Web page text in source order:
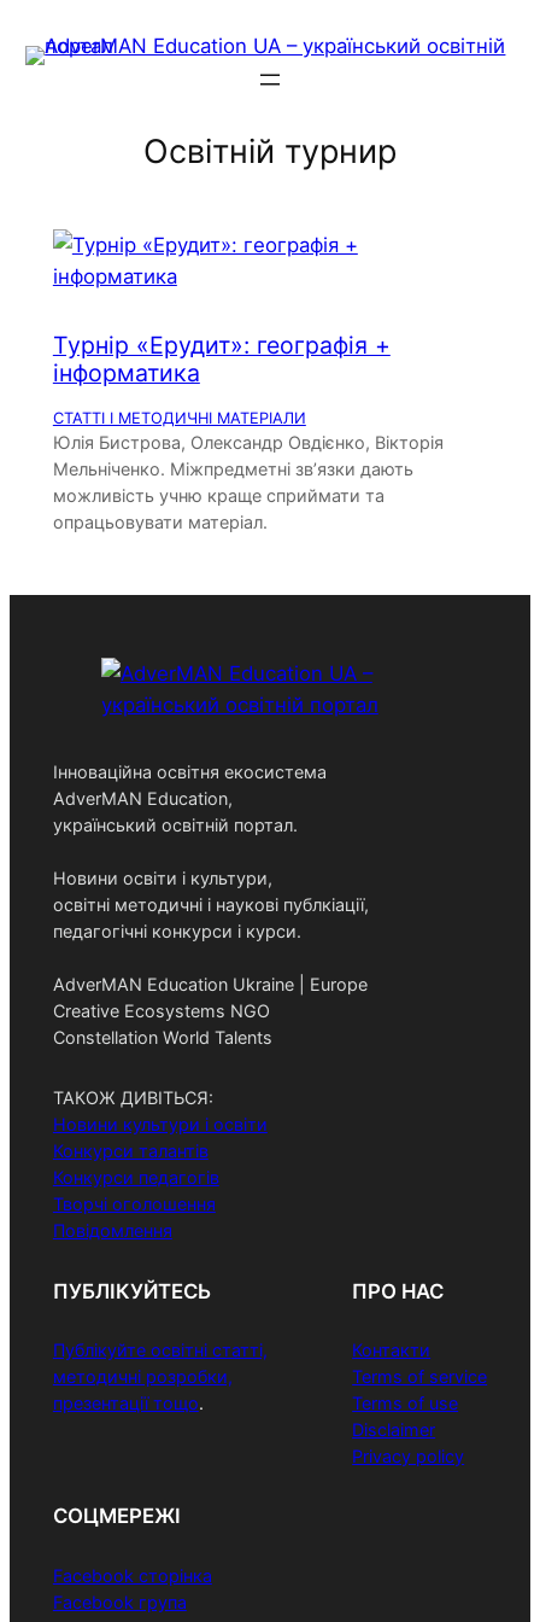
to
Освітній турнир
Турнір «Ерудит»: географія +
інформатика
СТАТТІ І МЕТОДИЧНІ МАТЕРІАЛИ
Юлія Бистрова, Олександр Овдієнко, Вікторія
Мельніченко. Міжпредметні зв’язки дають
можливість учню краще сприймати та
опрацьовувати матеріал.
Інноваційна освітня екосистема
AdverMAN Education,
український освітній портал.
Новини освіти і культури,
освітні методичні і наукові публкіації,
педагогічні конкурси і курси.
AdverMAN Education Ukraine | Europe
Creative Ecosystems NGO
Constellation World Talents
ТАКОЖ ДИВІТЬСЯ:
Новини культури і освіти
Конкурси талантів
Конкурси педагогів
Творчі оголошення
Повідомлення
ПУБЛІКУЙТЕСЬ
Публікуйте освітні статті,
методичні розробки,
презентації тощо.
ПРО НАС
Контакти
Terms of service
Terms of use
Disclaimer
Privacy policy
СОЦМЕРЕЖІ
Facebook сторінка
Facebook група